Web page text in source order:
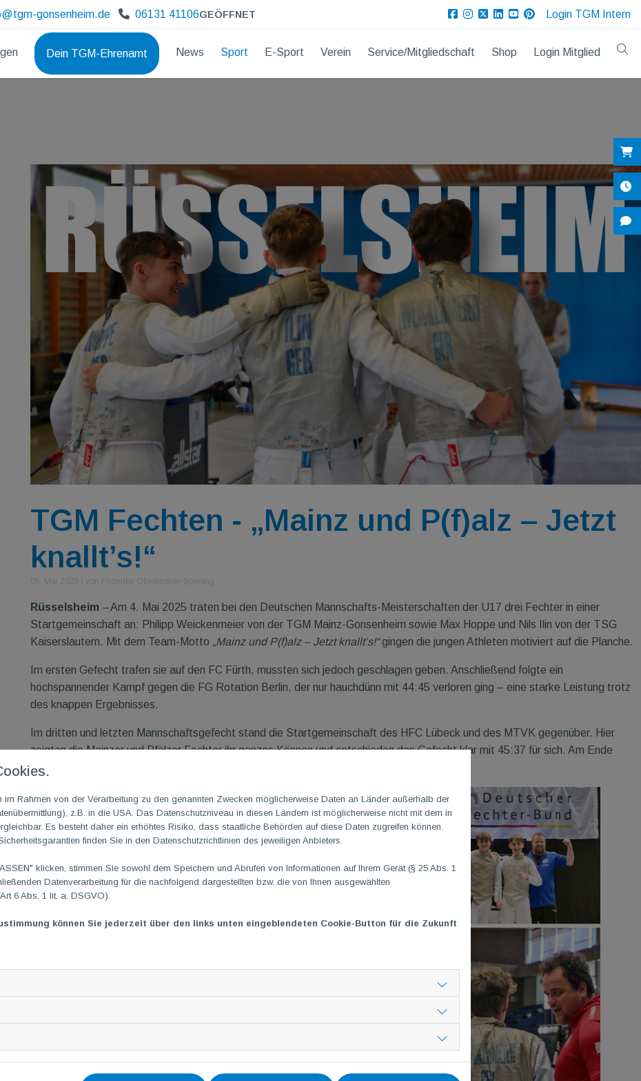
gonsenheim.de 06131 41106GEÖFFNET Login TGM Intern
Dein TGM-Ehrenamt News Sport E-Sport Verein Service/Mitgliedschaft Shop Login Mitglied
TGM Fechten - „Mainz und P(f)­alz – Jetzt
knallt’s!“
Rüsselsheim –Am 4. Mai 2025 traten bei den Deutschen Mannschafts-Meisterschaften der U17 drei Fechter in einer
Startgemeinschaft an: Philipp Weickenmeier von der TGM Mainz-Gonsenheim sowie Max Hoppe und Nils Ilin von der TSG
Kaiserslautern. Mit dem Team-Motto „Mainz und P(f)alz – Jetzt knallt’s!“gingen die jungen Athleten motiviert auf die Planche.
Im ersten Gefecht trafen sie auf den FC Fürth, mussten sich jedoch geschlagen geben. Anschließend folgte ein
hochspannender Kampf gegen die FG Rotation Berlin, der nur hauchdünn mit 44:45 verloren ging – eine starke Leistung trotz
des knappen Ergebnisses.
Im dritten und letzten Mannschaftsgefecht stand die Startgemeinschaft des HFC Lübeck und des MTVK gegenüber. Hier
zeigten die Mainzer und Pfälzer Fechter ihr ganzes Können und entschieden das Gefecht klar mit 45:37 für sich. Am Ende
bedeutete das den 19. Platz.
im Rahmen von der Verarbeitung zu den genannten Zwecken möglicherweise Daten an Länder außerhalb der
z.B. in die USA. Das Datenschutzniveau in diesen Ländern ist möglicherweise nicht mit dem in
Es besteht daher ein erhöhtes Risiko, dass staatliche Behörden auf diese Daten zugreifen können.
finden Sie in den Datenschutzrichtlinien des jeweiligen Anbieters.
klicken, stimmen Sie sowohl dem Speichern und Abrufen von Informationen auf Ihrem Gerät (§ 25 Abs. 1
Datenverarbeitung für die nachfolgend dargestellten bzw. die von Ihnen ausgewählten
6 Abs. 1 lit. a. DSGVO).
können Sie jederzeit über den links unten eingeblendeten Cookie-Button für die Zukunft